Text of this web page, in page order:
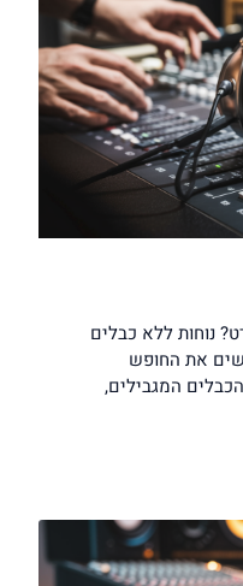
נוחות ללא כבלים
את החופש
המגבילים,